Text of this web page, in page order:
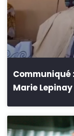
Communiqué
Marie Lepinay